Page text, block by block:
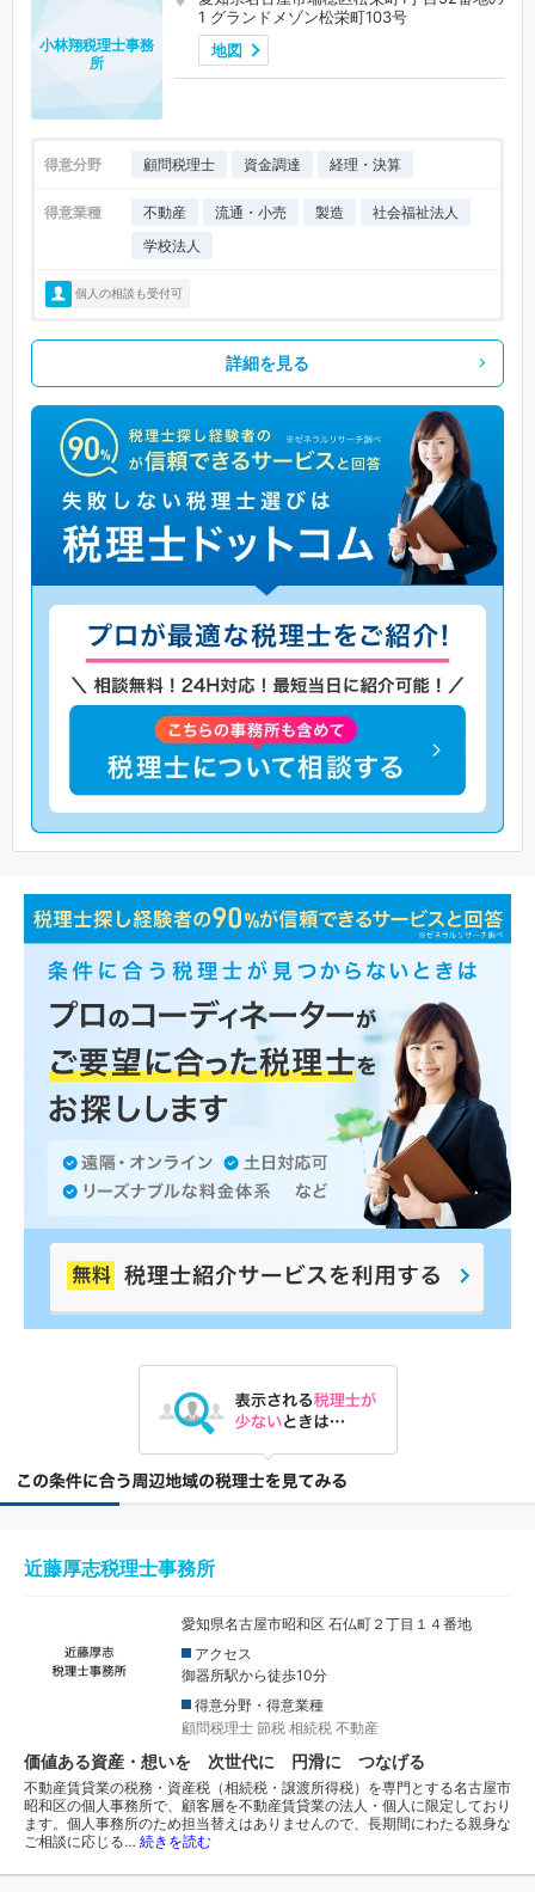
1 グランドメゾン松栄町103号
地図
小林翔税理士事務
所
得意分野 顧問税理士 資金調達 経理・決算
得意業種 不動産 流通・小売 製造
社会福祉法人
学校法人
個人の相談も受付可
詳細を見る
近藤厚志税理士事務所
愛知県名古屋市昭和区 石仏町２丁目１４番地
アクセス
御器所駅から徒歩10分
得意分野・得意業種
顧問税理士 節税 相続税 不動産
価値ある資産・想いを 次世代に 円滑に つなげる
不動産賃貸業の税務・資産税（相続税・譲渡所得税）を専門とする名古屋市
昭和区の個人事務所で、顧客層を不動産賃貸業の法人・個人に限定しており
ます。個人事務所のため担当替えはありませんので、長期間にわたる親身な
ご相談に応じる… 続きを読む